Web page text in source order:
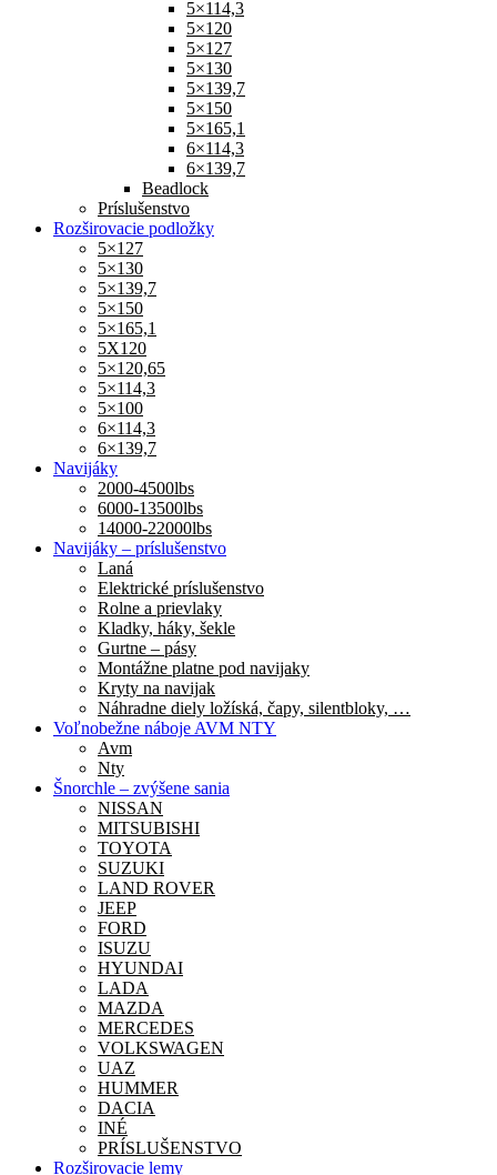
5×114,3
5×120
5×127
5×130
5×139,7
5×150
5×165,1
6×114,3
6×139,7
Beadlock
Príslušenstvo
Rozširovacie podložky
5×127
5×130
5×139,7
5×150
5×165,1
5X120
5×120,65
5×114,3
5×100
6×114,3
6×139,7
Navijáky
2000-4500lbs
6000-13500lbs
14000-22000lbs
Navijáky – príslušenstvo
Laná
Elektrické príslušenstvo
Rolne a prievlaky
Kladky, háky, šekle
Gurtne – pásy
Montážne platne pod navijaky
Kryty na navijak
Náhradne diely ložíská, čapy, silentbloky, …
Voľnobežne náboje AVM NTY
Avm
Nty
Šnorchle – zvýšene sania
NISSAN
MITSUBISHI
TOYOTA
SUZUKI
LAND ROVER
JEEP
FORD
ISUZU
HYUNDAI
LADA
MAZDA
MERCEDES
VOLKSWAGEN
UAZ
HUMMER
DACIA
INÉ
PRÍSLUŠENSTVO
Rozširovacie lemy